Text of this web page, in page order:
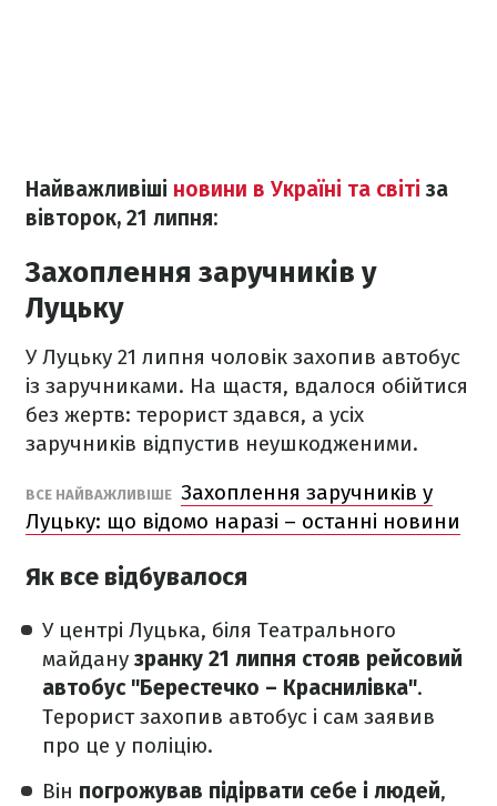
Найважливіші новини в Україні та світіза
вівторок, 21 липня:
Захоплення заручників у
Луцьку
У Луцьку 21 липня чоловік захопив автобус
із заручниками. На щастя, вдалося обійтися
без жертв: терорист здався, а усіх
заручників відпустив неушкодженими.
ВСЕ НАЙВАЖЛИВІШЕ Захоплення заручників у
Луцьку: що відомо наразі – останні новини
Як все відбувалося
У центрі Луцька, біля Театрального
майдану зранку 21 липня стояв рейсовий
автобус "Берестечко – Краснилівка".
Терорист захопив автобус і сам заявив
про це у поліцію.
Він погрожував підірвати себе і людей,